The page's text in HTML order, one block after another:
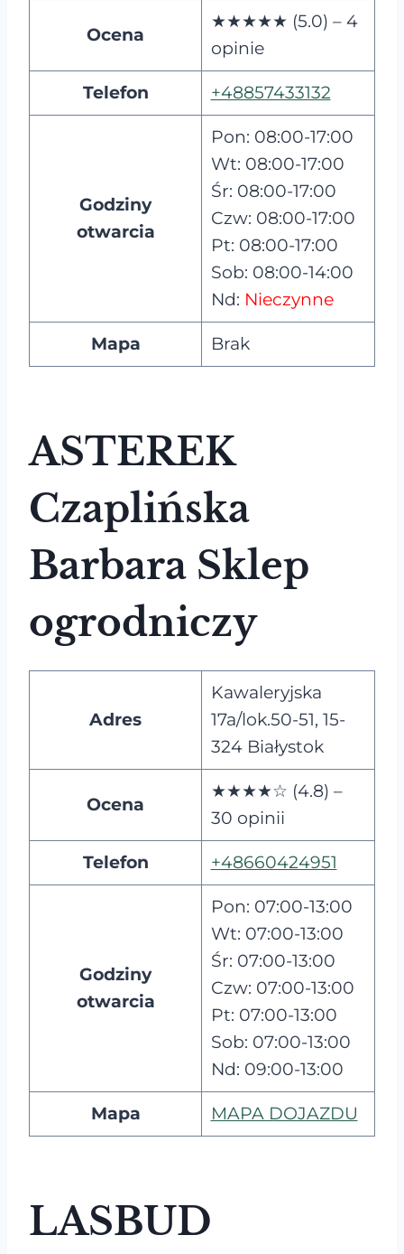
Ocena
★★★★★ (5.0) – 4
opinie
Telefon +48857433132
Godziny
otwarcia
Pon: 08:00-17:00
Wt: 08:00-17:00
Śr: 08:00-17:00
Czw: 08:00-17:00
Pt: 08:00-17:00
Sob: 08:00-14:00
Nd: Nieczynne
Mapa Brak
ASTEREK
Czaplińska
Barbara Sklep
ogrodniczy
Adres
Kawaleryjska
17a/lok.50-51, 15-
324 Białystok
Ocena
★★★★☆ (4.8) –
30 opinii
Telefon +48660424951
Godziny
otwarcia
Pon: 07:00-13:00
Wt: 07:00-13:00
Śr: 07:00-13:00
Czw: 07:00-13:00
Pt: 07:00-13:00
Sob: 07:00-13:00
Nd: 09:00-13:00
Mapa MAPA DOJAZDU
LASBUD